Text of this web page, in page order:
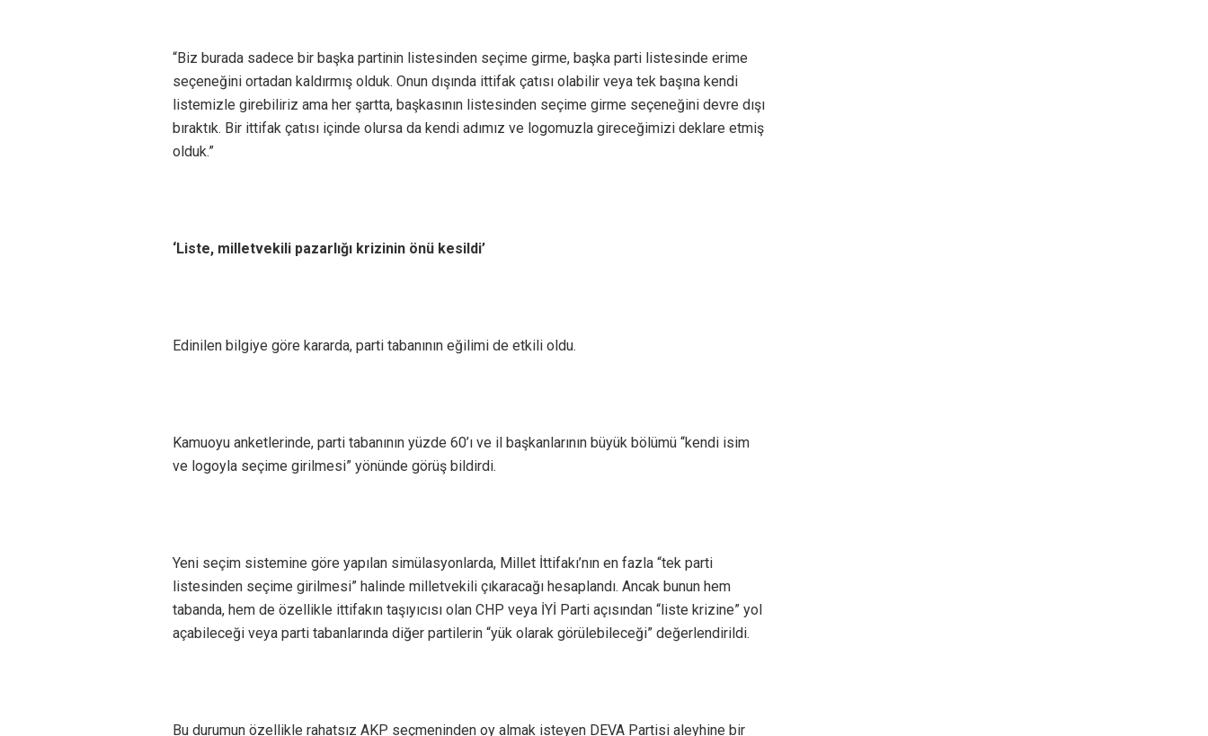
“Biz burada sadece bir başka partinin listesinden seçime girme, başka parti listesinde erime
seçeneğini ortadan kaldırmış olduk. Onun dışında ittifak çatısı olabilir veya tek başına kendi
listemizle girebiliriz ama her şartta, başkasının listesinden seçime girme seçeneğini devre dışı
bıraktık. Bir ittifak çatısı içinde olursa da kendi adımız ve logomuzla gireceğimizi deklare etmiş
olduk.”
‘Liste, milletvekili pazarlığı krizinin önü kesildi’
Edinilen bilgiye göre kararda, parti tabanının eğilimi de etkili oldu.
Kamuoyu anketlerinde, parti tabanının yüzde 60’ı ve il başkanlarının büyük bölümü “kendi isim
ve logoyla seçime girilmesi” yönünde görüş bildirdi.
Yeni seçim sistemine göre yapılan simülasyonlarda, Millet İttifakı’nın en fazla “tek parti
listesinden seçime girilmesi” halinde milletvekili çıkaracağı hesaplandı. Ancak bunun hem
tabanda, hem de özellikle ittifakın taşıyıcısı olan CHP veya İYİ Parti açısından “liste krizine” yol
açabileceği veya parti tabanlarında diğer partilerin “yük olarak görülebileceği” değerlendirildi.
Bu durumun özellikle rahatsız AKP seçmeninden oy almak isteyen DEVA Partisi aleyhine bir